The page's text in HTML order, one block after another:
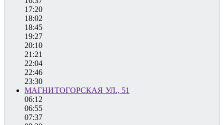
17:20
18:02
18:45
19:27
20:10
21:21
22:04
22:46
23:30
МАГНИТОГОРСКАЯ УЛ., 51
06:12
06:55
07:37